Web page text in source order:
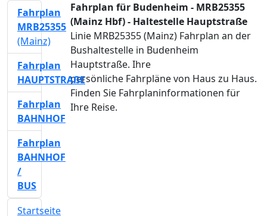
Fahrplan für Budenheim - MRB25355
(Mainz Hbf) - Haltestelle Hauptstraße
Linie MRB25355 (Mainz) Fahrplan an der
Bushaltestelle in Budenheim
Hauptstraße. Ihre
persönliche Fahrpläne von Haus zu Haus.
Finden Sie Fahrplaninformationen für
Ihre Reise.
Fahrplan
MRB25355
(Mainz)
Fahrplan
HAUPTSTRAßE
Fahrplan
BAHNHOF
Fahrplan
BAHNHOF
/
BUS
Startseite